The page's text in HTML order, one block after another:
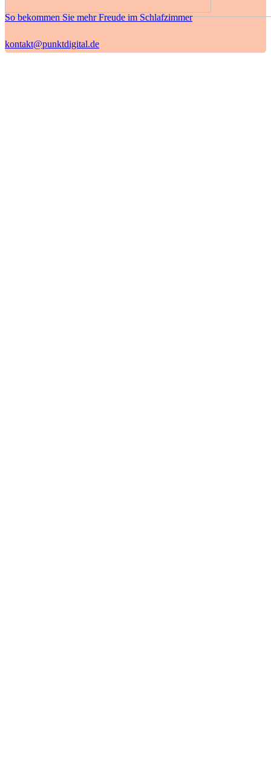
So bekommen Sie mehr Freude im Schlafzimmer
kontakt@punktdigital.de